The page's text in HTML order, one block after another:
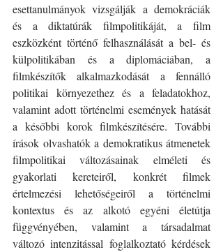
esettanulmányok vizsgálják a demokráciák
és a diktatúrák filmpolitikáját, a film
eszközként történő felhasználását a bel- és
külpolitikában és a diplomáciában, a
filmkészítők alkalmazkodását a fennálló
politikai környezethez és a feladatokhoz,
valamint adott történelmi események hatását
a későbbi korok filmkészítésére. További
írások olvashatók a demokratikus átmenetek
filmpolitikai változásainak elméleti és
gyakorlati kereteiről, konkrét filmek
értelmezési lehetőségeiről a történelmi
kontextus és az alkotó egyéni életútja
függvényében, valamint a társadalmat
változó intenzitással foglalkoztató kérdések